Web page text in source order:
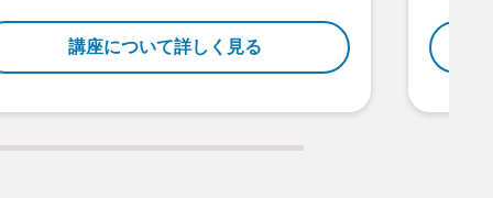
講座について詳しく見る